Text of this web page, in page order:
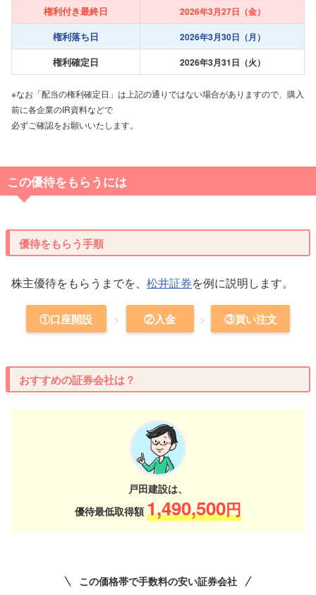
権利付き最終日 2026年3月27日（金）
権利落ち日 2026年3月30日（月）
権利確定日 2026年3月31日（火）
※なお「配当の権利確定日」は上記の通りではない場合がありますので、購入
前に各企業のIR資料などで
必ずご確認をお願いいたします。
この優待をもらうには
優待をもらう手順
株主優待をもらうまでを、 松井証券を例に説明します。
①口座開設 ②入金 ③買い注文
おすすめの証券会社は？
戸田建設は、
優待最低取得額1,490,500円
この価格帯で手数料の安い証券会社